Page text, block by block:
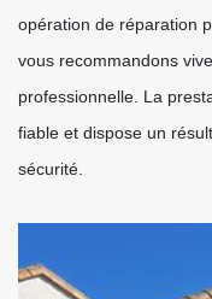
opération de réparation
vous recommandons
professionnelle. La
fiable et dispose un
sécurité.